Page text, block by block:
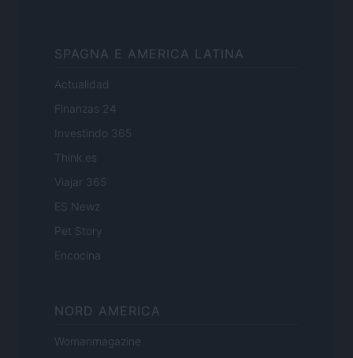
SPAGNA E AMERICA LATINA
Actualidad
Finanzas 24
Investindo 365
Think.es
Viajar 365
ES Newz
Pet Story
Encocina
NORD AMERICA
Womanmagazine